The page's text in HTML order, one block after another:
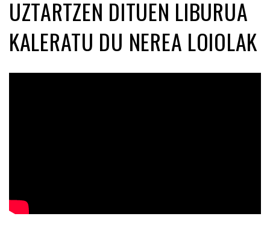
UZTARTZEN DITUEN LIBURUA
KALERATU DU NEREA LOIOLAK